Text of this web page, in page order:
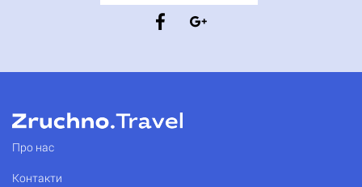
Про нас
Контакти